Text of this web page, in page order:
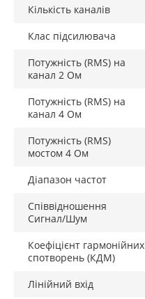
Кількість каналів
Клас підсилювача
Потужність (RMS) на
канал 2 Ом
Потужність (RMS) на
канал 4 Ом
Потужність (RMS)
мостом 4 Ом
Діапазон частот
Співвідношення
Сигнал/Шум
Коефіцієнт гармонійних
спотворень (КДМ)
Лінійний вхід